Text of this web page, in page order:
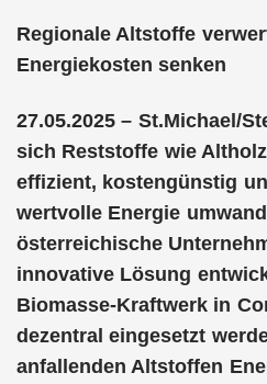
Regionale Altstoffe
Energiekosten senken
27.05.2025 – St.Michael/
sich Reststoffe wie
effizient, kostengünstig
wertvolle Energie
österreichische
innovative Lösung
Biomasse-Kraftwerk in
dezentral eingesetzt
anfallenden Altstoffen